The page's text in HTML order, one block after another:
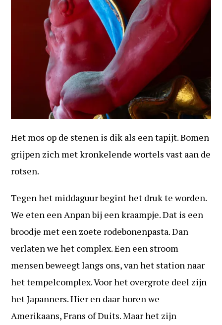
Het mos op de stenen is dik als een tapijt. Bomen
grijpen zich met kronkelende wortels vast aan de
rotsen.
Tegen het middaguur begint het druk te worden.
We eten een Anpan bij een kraampje. Dat is een
broodje met een zoete rodebonenpasta. Dan
verlaten we het complex. Een een stroom
mensen beweegt langs ons, van het station naar
het tempelcomplex. Voor het overgrote deel zijn
het Japanners. Hier en daar horen we
Amerikaans, Frans of Duits. Maar het zijn